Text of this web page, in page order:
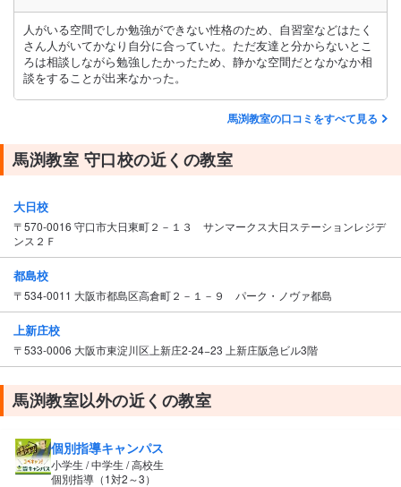
人がいる空間でしか勉強ができない性格のため、自習室などはたく
さん人がいてかなり自分に合っていた。ただ友達と分からないとこ
ろは相談しながら勉強したかったため、静かな空間だとなかなか相
談をすることが出来なかった。
馬渕教室の口コミをすべて見る
馬渕教室 守口校の近くの教室
大日校
〒570-0016 守口市大日東町２－１３ サンマークス大日ステーションレジデ
ンス２Ｆ
都島校
〒534-0011 大阪市都島区高倉町２－１－９ パーク・ノヴァ都島
上新庄校
〒533-0006 大阪市東淀川区上新庄2-24−23 上新庄阪急ビル3階
馬渕教室以外の近くの教室
個別指導キャンパス
小学生 / 中学生 / 高校生
個別指導（1対2～3）